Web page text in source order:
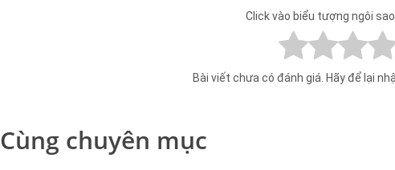
Click vào biểu tượng ngôi
Bài viết chưa có đánh giá. Hãy để lại
Cùng chuyên mục